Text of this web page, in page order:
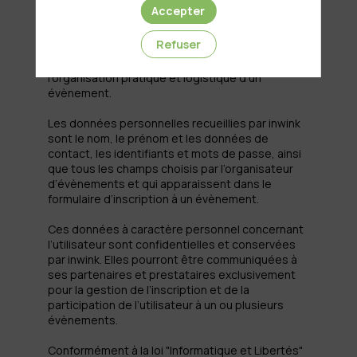
inwink est nécessaire pour permettre à
l’utilisateur de s’inscrire à un évènement,
d’accéder au site d’un évènement, et de
consulter les informations relatives à
l’organisation pratique et logistique d’un
évènement.
Les données personnelles recueillies par inwink
sont le nom, le prénom et les données de
contact, les identifiants et mots de passe, ainsi
que tous les champs choisis par l’organisateur
d’évènements et qui apparaissent dans le
formulaire d’inscription à un évènement.
Ces données à caractère personnel concernant
l’utilisateur sont confidentielles et conservées
par inwink. Elles pourront être communiquées à
ses partenaires et prestataires exclusivement
pour la gestion de l’inscription et de la
participation de l’utilisateur à un ou plusieurs
évènements.
Conformément à la loi "Informatique et Libertés"
Accepter
Refuser